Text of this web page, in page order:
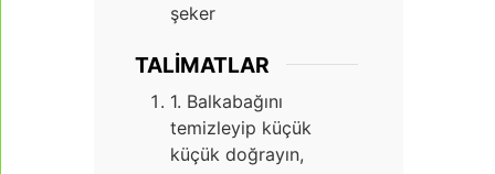
şeker
TALIMATLAR
1. Balkabağını
temizleyip küçük
küçük doğrayın,